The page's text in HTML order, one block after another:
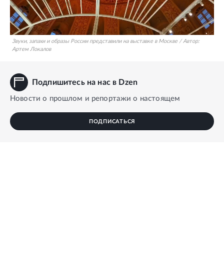
Звуки, запахи и образы России представили на выставке в Москве /Автор:
Артем Локалов
Подпишитесь на нас в Dzen
Новости о прошлом и репортажи о настоящем
ПОДПИСАТЬСЯ